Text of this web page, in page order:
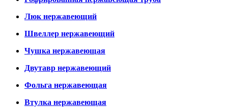
Люк нержавеющий
Швеллер нержавеющий
Чушка нержавеющая
Двутавр нержавеющий
Фольга нержавеющая
Втулка нержавеющая